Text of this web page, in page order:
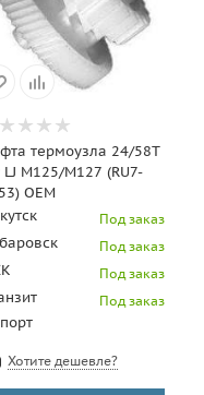
термоузла 24/58T
LJ M125/M127 (RU7-
OEM
Под заказ
Под заказ
Под заказ
Под заказ
Хотите дешевле?